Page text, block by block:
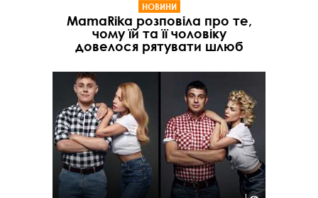
НОВИНИ
MamaRika розповіла про те,
чому їй та її чоловіку
довелося рятувати шлюб